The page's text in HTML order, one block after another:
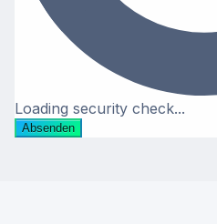
Loading security check...
Absenden